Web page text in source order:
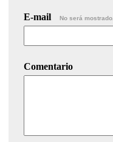
E-mail No será mostrado.
Comentario